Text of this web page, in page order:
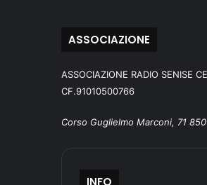
ASSOCIAZIONE
ASSOCIAZIONE RADIO SENISE
CF.91010500766
Corso Guglielmo Marconi, 71
INFO